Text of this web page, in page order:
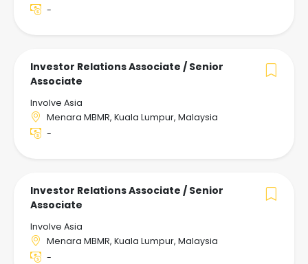
-
Investor Relations Associate / Senior
Associate
Involve Asia
Menara MBMR, Kuala Lumpur, Malaysia
-
Investor Relations Associate / Senior
Associate
Involve Asia
Menara MBMR, Kuala Lumpur, Malaysia
-